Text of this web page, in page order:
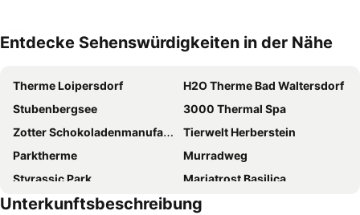
Entdecke Sehenswürdigkeiten in der Nähe
Therme Loipersdorf
H2O Therme Bad Waltersdorf
Stubenbergsee
3000 Thermal Spa
Zotter Schokoladenmanufaktur
Tierwelt Herberstein
Parktherme
Murradweg
Styrassic Park
Mariatrost Basilica
Savaria Történelmi Karnevál
Riegersburg
Unterkunftsbeschreibung